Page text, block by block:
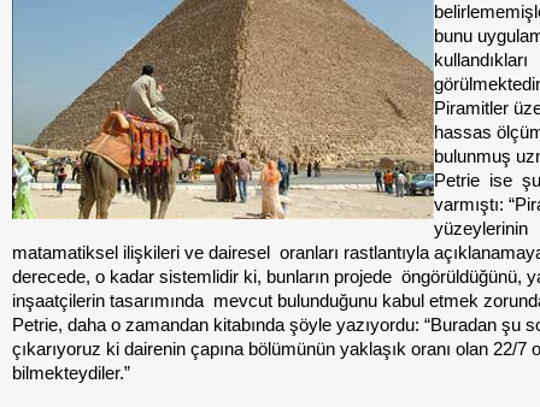
bunu
kullandıkları
Piramitler
hassas
bulunmuş
Petrie ise
varmıştı:
yüzeylerinin
matamatiksel ilişkileri ve dairesel oranları rastlantıyla
derecede, o kadar sistemlidir ki, bunların projede öngörüldüğünü,
inşaatçilerin tasarımında mevcut bulunduğunu kabul etmek
Petrie, daha o zamandan kitabında şöyle yazıyordu: “Buradan şu
çıkarıyoruz ki dairenin çapına bölümünün yaklaşık oranı olan 22/7
bilmekteydiler.”